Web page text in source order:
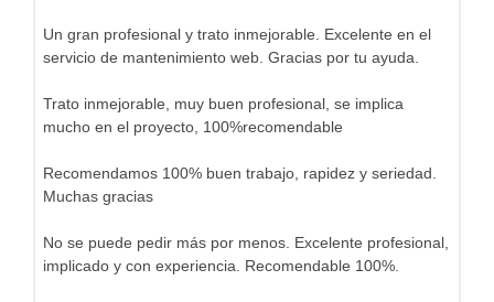
Un gran profesional y trato inmejorable. Excelente en el
servicio de mantenimiento web. Gracias por tu ayuda.
Trato inmejorable, muy buen profesional, se implica
mucho en el proyecto, 100%recomendable
Recomendamos 100% buen trabajo, rapidez y seriedad.
Muchas gracias
No se puede pedir más por menos. Excelente profesional,
implicado y con experiencia. Recomendable 100%.